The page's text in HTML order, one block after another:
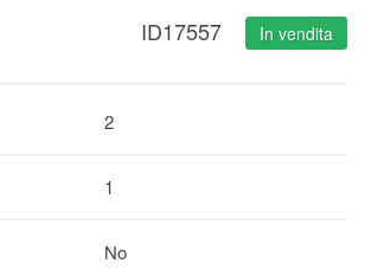
ID17557 In vendita
2
1
No